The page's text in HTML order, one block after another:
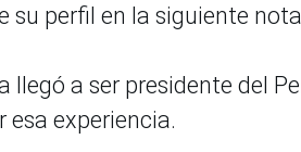
su perfil en la siguiente
a ser presidente del
esa experiencia.